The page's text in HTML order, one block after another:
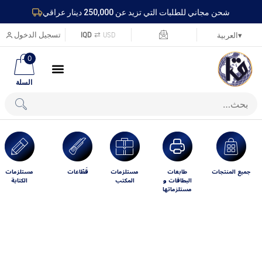
شحن مجاني للطلبات التي تزيد عن 250,000 دينار عراقي
تسجيل الدخول IQD ⇄ USD العربية▾
0
السلة
جميع المنتجات طابعات
البطاقات و
مستلزماتها
مستلزمات
المكتب
قَطّاعات مستلزمات
الكتابة